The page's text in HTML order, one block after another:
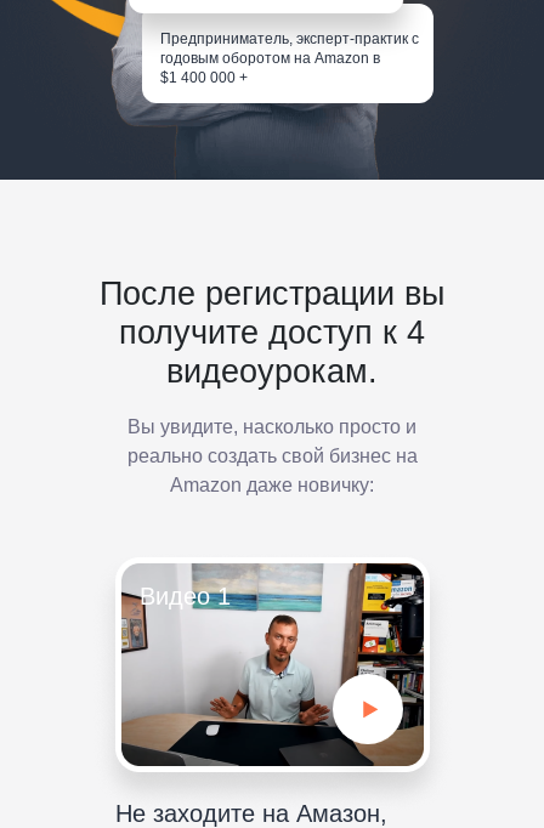
Предприниматель, эксперт-практик с
годовым оборотом на Amazon в
$1 400 000 +
После регистрации вы
получите доступ к 4
видеоурокам.
Вы увидите, насколько просто и
реально создать свой бизнес на
Amazon даже новичку:
Видео 1
Не заходите на Амазон,